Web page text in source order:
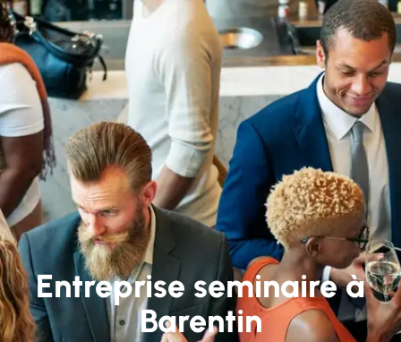
Entreprise seminaire à
Barentin